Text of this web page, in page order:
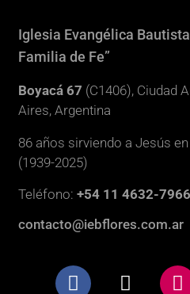
Iglesia Evangélica
Familia de Fe”
Boyacá 67 (C1406), Ciudad
Aires, Argentina
86 años sirviendo a Jesús
(1939-2025)
Teléfono:+54 11 4632-
contacto@iebflores.com.ar
F
X
I